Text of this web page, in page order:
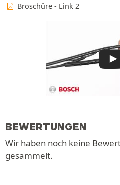
Broschüre - Link 2
BEWERTUNGEN
Wir haben noch keine
gesammelt.